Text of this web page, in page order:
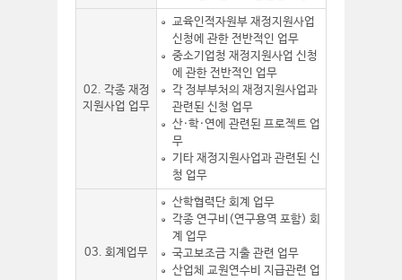
02. 각종 재정
지원사업 업무
교육인적자원부 재정지원사업
신청에 관한 전반적인 업무
중소기업청 재정지원사업 신청
에 관한 전반적인 업무
각 정부부처의 재정지원사업과
관련된 신청 업무
산·학·연에 관련된 프로젝트 업
무
기타 재정지원사업과 관련된 신
청 업무
03. 회계업무
산학협력단 회계 업무
각종 연구비(연구용역 포함) 회
계 업무
국고보조금 지출 관련 업무
산업체 교원연수비 지급관련 업